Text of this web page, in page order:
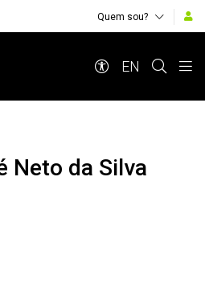
Quem sou?
EN
Neto da Silva